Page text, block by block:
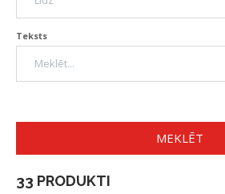
Teksts
MEKLĒT
33 PRODUKTI